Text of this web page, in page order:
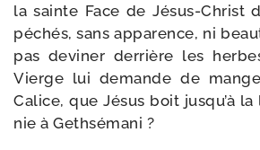
la sainte Face de Jésus-​Christ
péchés, sans appa­rence, ni
pas devi­ner der­rière les
Vierge lui demande de
Calice, que Jésus boit jusqu’à
nie à Gethsémani ?